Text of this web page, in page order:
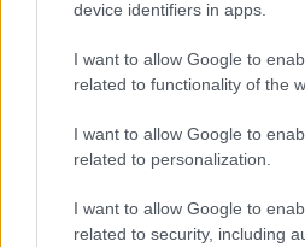
device identifiers in apps.
I want to allow Google to
related to functionality of the
I want to allow Google to
related to personalization.
I want to allow Google to
related to security, including